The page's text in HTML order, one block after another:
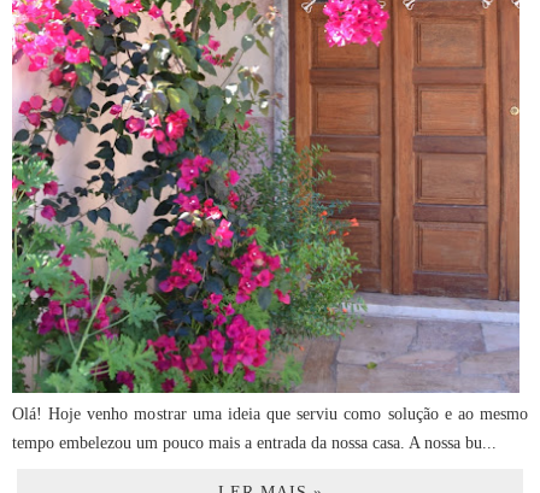
Olá! Hoje venho mostrar uma ideia que serviu como solução e ao mesmo
tempo embelezou um pouco mais a entrada da nossa casa. A nossa bu...